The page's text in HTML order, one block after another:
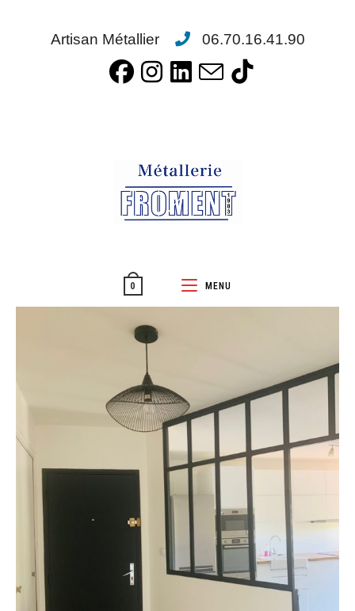
Artisan Métallier 06.70.16.41.90
0 MENU